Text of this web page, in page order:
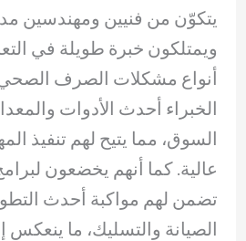
يتكوّن من فنيين ومهندسين
ويمتلكون خبرة طويلة في
أنواع مشكلات الصرف
الخبراء أحدث الأدوات
السوق، مما يتيح لهم تنفيذ
عالية. كما أنهم يخضعون
تضمن لهم مواكبة أحدث
الصيانة والتسليك، ما ينعكس